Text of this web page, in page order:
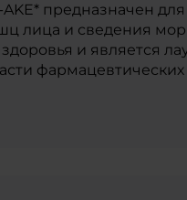
предназначен
лица и сведения
и является
фармацевтических